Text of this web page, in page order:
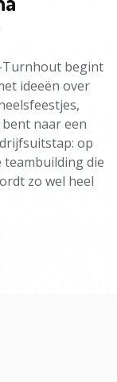
Turnhout begint
ideeën over
naar een
op
teambuilding die
zo wel heel